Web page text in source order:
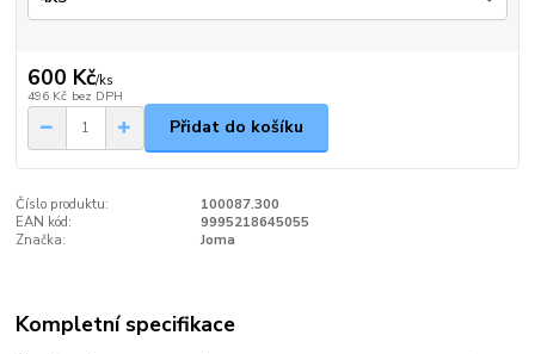
600 Kč/ks
496 Kč bez DPH
Přidat do košíku
Číslo produktu:
100087.300
EAN kód:
9995218645055
Značka:
Joma
Kompletní specifikace